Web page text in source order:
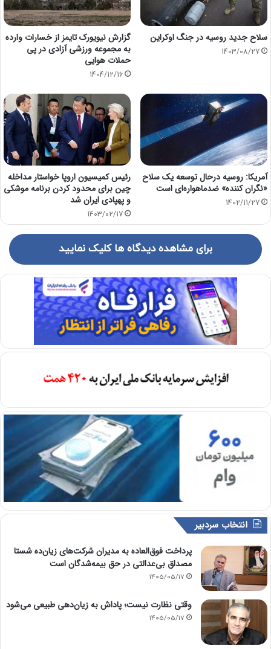
سلاح جدید روسیه در جنگ اوکراین
1403/08/27
گزارش نیویورک تایمز از خسارات وارده
به مجموعه ورزشی آزادی در پی
حملات هوایی
1404/12/16
آمریکا: روسیه درحال توسعه یک سلاح
«نگران کننده» ضدماهواره‌ای است
1402/11/27
رئیس کمیسیون اروپا خواستار مداخله
چین برای محدود کردن برنامه موشکی
و پهپادی ایران شد
1403/02/17
برای مشاهده دیدگاه ها کلیک نمایید
انتخاب سردبیر
پرداخت فوق‌العاده به مدیران شرکت‌های زیان‌ده شستا
مصداق بی‌عدالتی در حق بیمه‌شدگان است
1405/05/17
وقتی نظارت نیست؛ پاداش به زیان‌دهی طبیعی می‌شود
1405/05/17